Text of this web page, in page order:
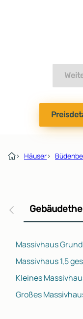
› Häuser›
Massivhaus
Massivhaus 1,5
Kleines
Großes